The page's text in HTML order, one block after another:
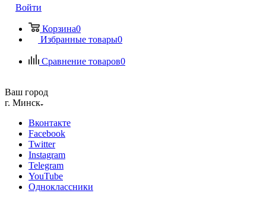
Войти
Корзина0
Избранные товары0
Сравнение товаров0
Ваш город
г. Минск
Вконтакте
Facebook
Twitter
Instagram
Telegram
YouTube
Одноклассники